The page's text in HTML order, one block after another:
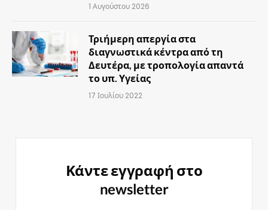
1 Αυγούστου 2026
Τριήμερη απεργία στα
διαγνωστικά κέντρα από τη
Δευτέρα, με τροπολογία απαντά
το υπ. Υγείας
17 Ιουλίου 2022
Κάντε εγγραφή στο
newsletter